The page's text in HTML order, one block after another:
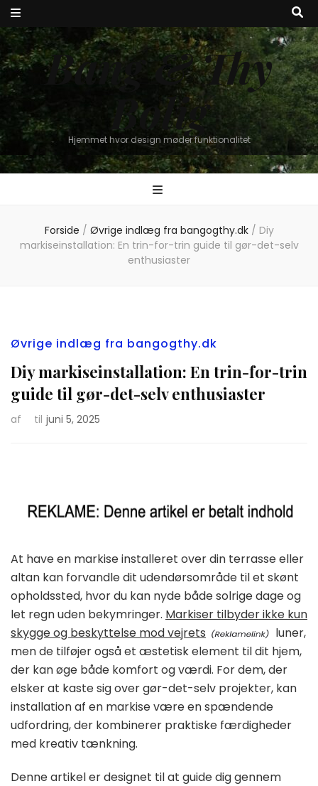
Bang & Thy
Bolig
Hjemmet hvor design møder funktionalitet
Forside / Øvrige indlæg fra bangogthy.dk / Diy
markiseinstallation: En trin-for-trin guide til gør-det-selv
enthusiaster
Øvrige indlæg fra bangogthy.dk
Diy markiseinstallation: En trin-for-trin
guide til gør-det-selv enthusiaster
af til juni 5, 2025
At have en markise installeret over din terrasse eller
altan kan forvandle dit udendørsområde til et skønt
opholdssted, hvor du kan nyde både solrige dage og
let regn uden bekymringer. Markiser tilbyder ikke kun
skygge og beskyttelse mod vejrets
luner,
men de tilføjer også et æstetisk element til dit hjem,
der kan øge både komfort og værdi. For dem, der
elsker at kaste sig over gør-det-selv projekter, kan
installation af en markise være en spændende
udfordring, der kombinerer praktiske færdigheder
med kreativ tænkning.
Denne artikel er designet til at guide dig gennem